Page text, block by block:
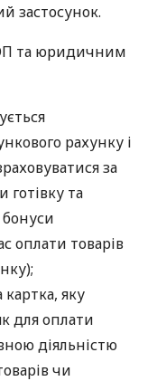
застосунок.
та юридичним
рахунку і
за
готівку та
оплати товарів
яку
для оплати
діяльністю
чи